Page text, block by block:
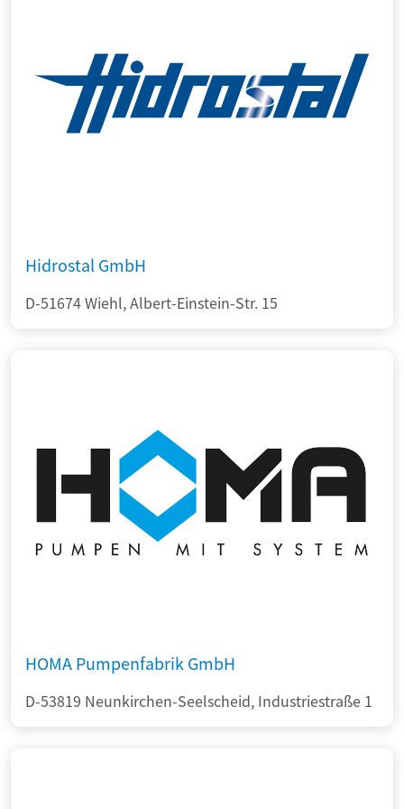
Hidrostal GmbH
D-51674 Wiehl, Albert-Einstein-Str. 15
HOMA Pumpenfabrik GmbH
D-53819 Neunkirchen-Seelscheid, Industriestraße 1